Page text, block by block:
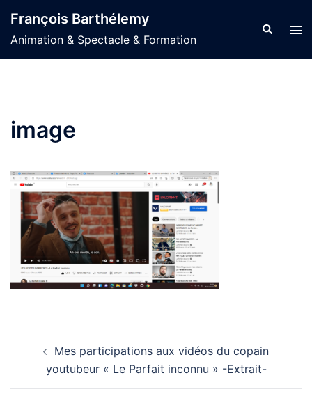
au
contenu
François Barthélemy
Animation & Spectacle & Formation
image
d’articleMes participations aux vidéos du copain
youtubeur « Le Parfait inconnu » -Extrait-